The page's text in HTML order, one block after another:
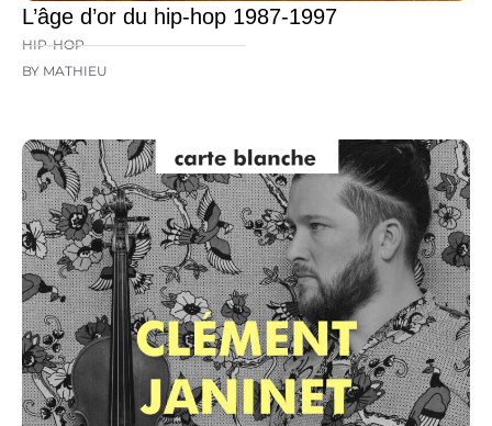
L’âge d’or du hip-hop 1987-1997
HIP-HOP
BY MATHIEU